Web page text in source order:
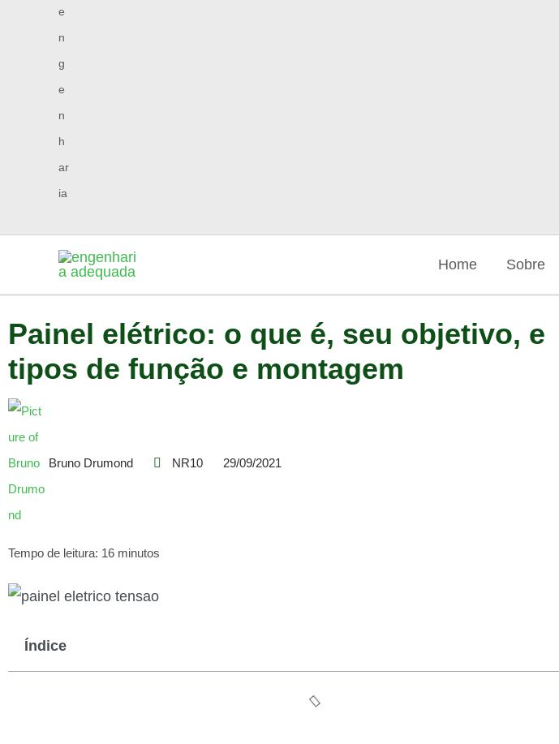
Home Sobre
Painel elétrico: o que é, seu objetivo, e
tipos de função e montagem
Bruno Drumond NR10 29/09/2021
Tempo de leitura: 16 minutos
Índice